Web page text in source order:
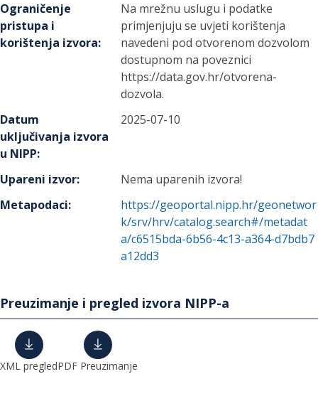
Ograničenje
pristupa i
korištenja izvora:
Na mrežnu uslugu i podatke
primjenjuju se uvjeti korištenja
navedeni pod otvorenom dozvolom
dostupnom na poveznici
https://data.gov.hr/otvorena-
dozvola.
Datum
uključivanja izvora
u NIPP:
2025-07-10
Upareni izvor:
Nema uparenih izvora!
Metapodaci:
https://geoportal.nipp.hr/geonetwor
k/srv/hrv/catalog.search#/metadat
a/c6515bda-6b56-4c13-a364-d7bdb7
a12dd3
Preuzimanje i pregled izvora NIPP-a
XML pregledPDF Preuzimanje